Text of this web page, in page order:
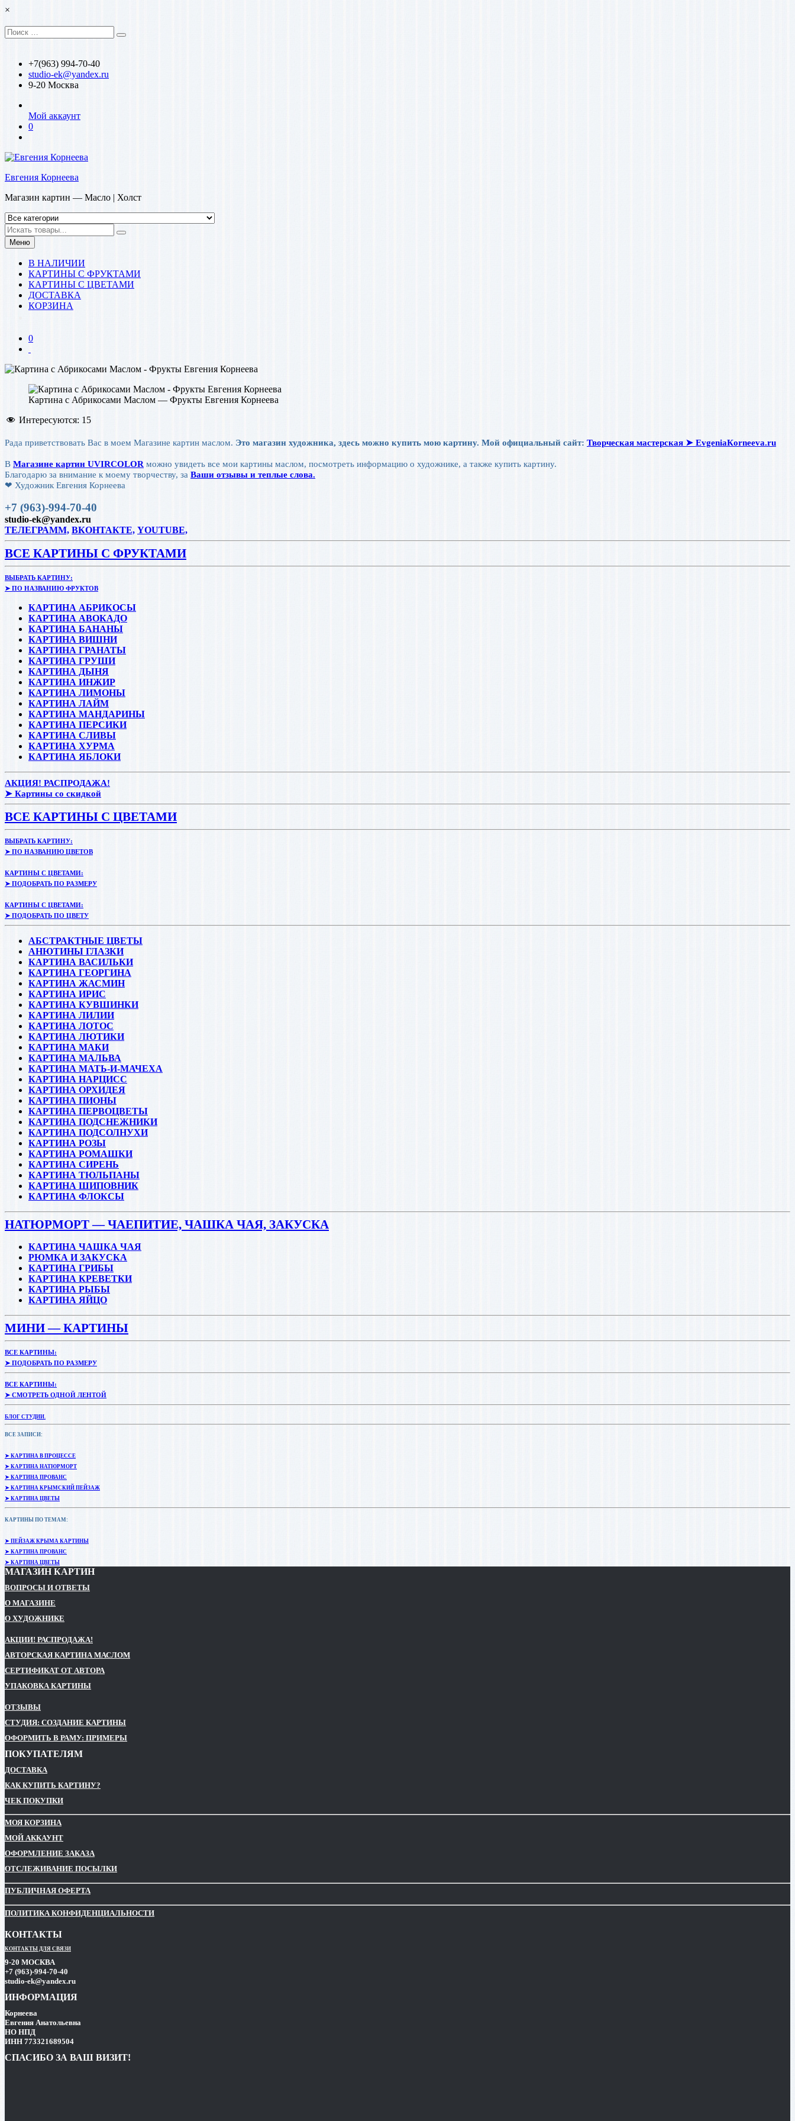
Перейти
содержимому
×
Искать:
Поиск
+7(963) 994-70-40
studio-ek@yandex.ru
9-20 Москва
Мой аккаунт
0
Евгения Корнеева
Магазин картин — Масло | Холст
Искать
Меню
В НАЛИЧИИ
КАРТИНЫ С ФРУКТАМИ
КАРТИНЫ С ЦВЕТАМИ
ДОСТАВКА
КОРЗИНА
0
Картина с Абрикосами Маслом — Фрукты Евгения Корнеева
Интересуются: 15
Рада приветствовать Вас в моем Магазине картин маслом. Это магазин художника, здесь можно купить мою картину. Мой официальный сайт: Творческая мастерская ➤ ЕvgeniaКorneeva.ru
В Магазине картин UVIRCOLOR можно увидеть все мои картины маслом, посмотреть информацию о художнике, а также купить картину.
Благодарю за внимание к моему творчеству, за Ваши отзывы и теплые слова.
❤ Художник Евгения Корнеева
+7 (963)-994-70-40
studio-ek@yandex.ru
ТЕЛЕГРАММ, ВКОНТАКТЕ, YOUTUBE,
ВСЕ КАРТИНЫ С ФРУКТАМИ
ВЫБРАТЬ КАРТИНУ:
➤ ПО НАЗВАНИЮ ФРУКТОВ
КАРТИНА АБРИКОСЫ
КАРТИНА АВОКАДО
КАРТИНА БАНАНЫ
КАРТИНА ВИШНИ
КАРТИНА ГРАНАТЫ
КАРТИНА ГРУШИ
КАРТИНА ДЫНЯ
КАРТИНА ИНЖИР
КАРТИНА ЛИМОНЫ
КАРТИНА ЛАЙМ
КАРТИНА МАНДАРИНЫ
КАРТИНА ПЕРСИКИ
КАРТИНА СЛИВЫ
КАРТИНА ХУРМА
КАРТИНА ЯБЛОКИ
АКЦИЯ! РАСПРОДАЖА!
➤ Картины со скидкой
ВСЕ КАРТИНЫ С ЦВЕТАМИ
ВЫБРАТЬ КАРТИНУ:
➤ ПО НАЗВАНИЮ ЦВЕТОВ
КАРТИНЫ С ЦВЕТАМИ:
➤ ПОДОБРАТЬ ПО РАЗМЕРУ
КАРТИНЫ С ЦВЕТАМИ:
➤ ПОДОБРАТЬ ПО ЦВЕТУ
АБСТРАКТНЫЕ ЦВЕТЫ
АНЮТИНЫ ГЛАЗКИ
КАРТИНА ВАСИЛЬКИ
КАРТИНА ГЕОРГИНА
КАРТИНА ЖАСМИН
КАРТИНА ИРИС
КАРТИНА КУВШИНКИ
КАРТИНА ЛИЛИИ
КАРТИНА ЛОТОС
КАРТИНА ЛЮТИКИ
КАРТИНА МАКИ
КАРТИНА МАЛЬВА
КАРТИНА МАТЬ-И-МАЧЕХА
КАРТИНА НАРЦИСС
КАРТИНА ОРХИДЕЯ
КАРТИНА ПИОНЫ
КАРТИНА ПЕРВОЦВЕТЫ
КАРТИНА ПОДСНЕЖНИКИ
КАРТИНА ПОДСОЛНУХИ
КАРТИНА РОЗЫ
КАРТИНА РОМАШКИ
КАРТИНА СИРЕНЬ
КАРТИНА ТЮЛЬПАНЫ
КАРТИНА ШИПОВНИК
КАРТИНА ФЛОКСЫ
НАТЮРМОРТ — ЧАЕПИТИЕ, ЧАШКА ЧАЯ, ЗАКУСКА
КАРТИНА ЧАШКА ЧАЯ
РЮМКА И ЗАКУСКА
КАРТИНА ГРИБЫ
КАРТИНА КРЕВЕТКИ
КАРТИНА РЫБЫ
КАРТИНА ЯЙЦО
МИНИ — КАРТИНЫ
ВСЕ КАРТИНЫ:
➤ ПОДОБРАТЬ ПО РАЗМЕРУ
ВСЕ КАРТИНЫ:
➤ СМОТРЕТЬ ОДНОЙ ЛЕНТОЙ
БЛОГ СТУДИИ.
ВСЕ ЗАПИСИ:
➤ КАРТИНА В ПРОЦЕССЕ
➤ КАРТИНА НАТЮРМОРТ
➤ КАРТИНА ПРОВАНС
➤ КАРТИНА КРЫМСКИЙ ПЕЙЗАЖ
➤ КАРТИНА ЦВЕТЫ
КАРТИНЫ ПО ТЕМАМ:
➤ ПЕЙЗАЖ КРЫМА КАРТИНЫ
➤ КАРТИНА ПРОВАНС
➤ КАРТИНА ЦВЕТЫ
МАГАЗИН КАРТИН
ВОПРОСЫ И ОТВЕТЫ
О МАГАЗИНЕ
О ХУДОЖНИКЕ
АКЦИИ! РАСПРОДАЖА!
АВТОРСКАЯ КАРТИНА МАСЛОМ
СЕРТИФИКАТ ОТ АВТОРА
УПАКОВКА КАРТИНЫ
ОТЗЫВЫ
СТУДИЯ: СОЗДАНИЕ КАРТИНЫ
ОФОРМИТЬ В РАМУ: ПРИМЕРЫ
ПОКУПАТЕЛЯМ
ДОСТАВКА
КАК КУПИТЬ КАРТИНУ?
ЧЕК ПОКУПКИ
МОЯ КОРЗИНА
МОЙ АККАУНТ
ОФОРМЛЕНИЕ ЗАКАЗА
ОТСЛЕЖИВАНИЕ ПОСЫЛКИ
ПУБЛИЧНАЯ ОФЕРТА
ПОЛИТИКА КОНФИДЕНЦИАЛЬНОСТИ
КОНТАКТЫ
КОНТАКТЫ ДЛЯ СВЯЗИ
9-20 МОСКВА
+7 (963)-994-70-40
studio-ek@yandex.ru
ИНФОРМАЦИЯ
Корнеева
Евгения Анатольевна
НО НПД
ИНН 773321689504
СПАСИБО ЗА ВАШ ВИЗИТ!